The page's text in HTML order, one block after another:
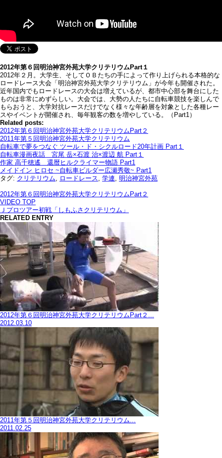
2012年第６回明治神宮外苑大学クリテリウムPart１
2012年２月。大学生、そしてＯＢたちの手によって作り上げられる本格的な
ロードレース大会「明治神宮外苑大学クリテリウム」が今年も開催された。
近年国内でもロードレースの大会は増えているが、都市中心部を舞台にした
ものは非常にめずらしい。大会では、大勢の人たちに自転車競技を楽しんで
もらおうと、大学対抗レースだけでなく様々な年齢層を対象とした各種レー
スやイベントが開催され、毎年観客の数を増やしている。（Part1）
Related posts:
2012年第６回明治神宮外苑大学クリテリウムPart２
2011年第５回明治神宮外苑大学クリテリウム
自転車で夢をつなぐ ツール・ド・シクルロード20年計画 Part１
自転車漫画夜話 宮尾 岳×石渡 治×渡辺 航 Part１
作家 高千穂遙 還暦ヒルクライマー物語 Part1
メイドイン ヒロセ ~自転車ビルダー広瀬秀敬~ Part1
タグ: クリテリウム ロードレース 学連 明治神宮外苑
2012年第６回明治神宮外苑大学クリテリウムPart２
VIDEO TOP
Ｊプロツアー初戦「しもふさクリテリウム」
RELATED ENTRY
2012年第６回明治神宮外苑大学クリテリウムPart２...
2012.03.10
2011年第５回明治神宮外苑大学クリテリウム...
2011.02.25